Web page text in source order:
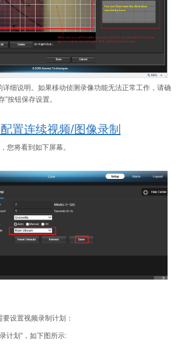
细说明。如果移动侦测录像功能无法正常工作，请确
”按钮保存设置。
置连续视频/图像录制
您将看到如下屏幕。
要设置视频录制计划：
计划”，如下图所示: